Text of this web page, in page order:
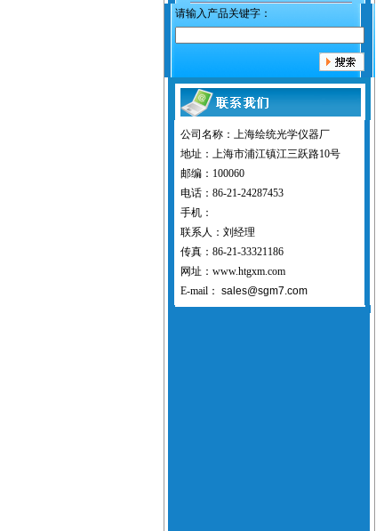
请输入产品关键字：
公司名称：上海绘统光学仪器厂
地址：上海市浦江镇江三跃路10号
邮编：100060
电话：86-21-24287453
手机：
联系人：刘经理
传真：86-21-33321186
网址：www.htgxm.com
E-mail： sales@sgm7.com